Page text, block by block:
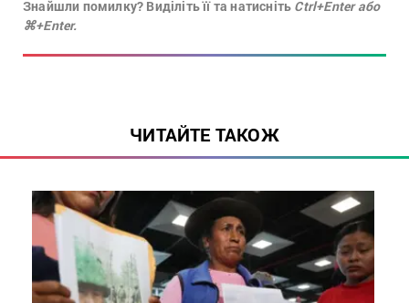
Знайшли помилку? Виділіть її та натисніть Ctrl+Enter або
⌘+Enter.
ЧИТАЙТЕ ТАКОЖ